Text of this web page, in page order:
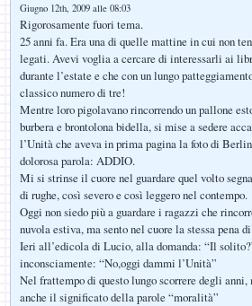
Giugno 12th, 2009 alle 08:03
Rigorosamente fuori tema.
25 anni fa. Era una di quelle mattine in cui non
legati. Avevi voglia a cercare di interessarli ai
durante l’estate e che con un lungo
classico numero di tre!
Mentre loro pigolavano rincorrendo un pallone
burbera e brontolona bidella, si mise a sedere
l’Unità che aveva in prima pagina la foto di
dolorosa parola: ADDIO.
Mi si strinse il cuore nel guardare quel volto
di rughe, così severo e così leggero nel contempo.
Oggi non siedo più a guardare i ragazzi che
nuvola estiva, ma sento nel cuore la stessa pena
Ieri all’edicola di Lucio, alla domanda: “Il
inconsciamente: “No,oggi dammi l’Unità”
Nel frattempo di questo lungo scorrere degli
anche il significato della parole “moralità”